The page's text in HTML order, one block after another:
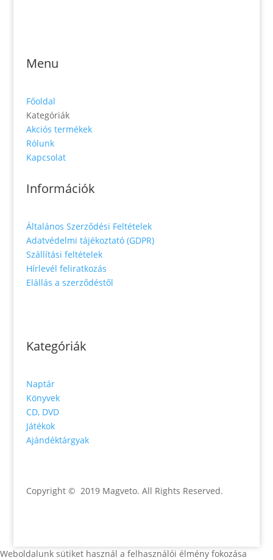
Menu
Főoldal
Kategóriák
Akciós termékek
Rólunk
Kapcsolat
Információk
Általános Szerződési Feltételek
Adatvédelmi tájékoztató (GDPR)
Szállítási feltételek
Hírlevél feliratkozás
Elállás a szerződéstől
Kategóriák
Naptár
Könyvek
CD, DVD
Játékok
Ajándéktárgyak
Copyright © 2019 Magveto. All Rights Reserved.
Weboldalunk sütiket használ a felhasználói élmény fokozása